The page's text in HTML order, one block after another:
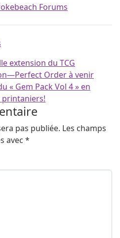
Forums
extension du TCG
Order à venir
« Gem Pack Vol 4 » en
printaniers!
pas publiée. Les champs
avec *